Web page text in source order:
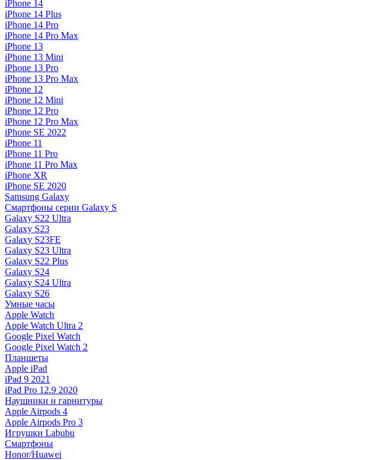
iPhone 14
iPhone 14 Plus
iPhone 14 Pro
iPhone 14 Pro Max
iPhone 13
iPhone 13 Mini
iPhone 13 Pro
iPhone 13 Pro Max
iPhone 12
iPhone 12 Mini
iPhone 12 Pro
iPhone 12 Pro Max
iPhone SE 2022
iPhone 11
iPhone 11 Pro
iPhone 11 Pro Max
iPhone XR
iPhone SE 2020
Samsung Galaxy
Смартфоны серии Galaxy S
Galaxy S22 Ultra
Galaxy S23
Galaxy S23FE
Galaxy S23 Ultra
Galaxy S22 Plus
Galaxy S24
Galaxy S24 Ultra
Galaxy S26
Умные часы
Apple Watch
Apple Watch Ultra 2
Google Pixel Watch
Google Pixel Watch 2
Планшеты
Apple iPad
iPad 9 2021
iPad Pro 12.9 2020
Наушники и гарнитуры
Apple Airpods 4
Apple Airpods Pro 3
Игрушки Labubu
Смартфоны
Honor/Huawei